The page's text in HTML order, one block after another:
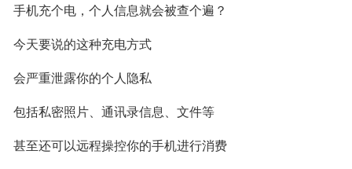
手机充个电，个人信息就会被查个遍？
今天要说的这种充电方式
会严重泄露你的个人隐私
包括私密照片、通讯录信息、文件等
甚至还可以远程操控你的手机进行消费